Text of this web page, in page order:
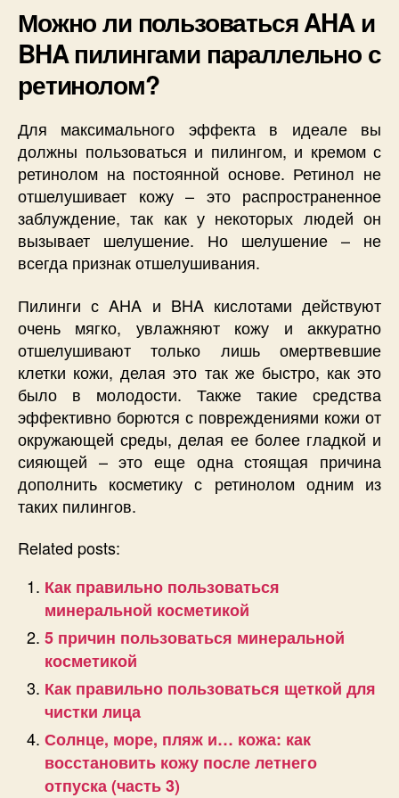
Можно ли пользоваться AHA и
BHA пилингами параллельно с
ретинолом?
Для максимального эффекта в идеале вы
должны пользоваться и пилингом, и кремом с
ретинолом на постоянной основе. Ретинол не
отшелушивает кожу – это распространенное
заблуждение, так как у некоторых людей он
вызывает шелушение. Но шелушение – не
всегда признак отшелушивания.
Пилинги с AHA и BHA кислотами действуют
очень мягко, увлажняют кожу и аккуратно
отшелушивают только лишь омертвевшие
клетки кожи, делая это так же быстро, как это
было в молодости. Также такие средства
эффективно борются с повреждениями кожи от
окружающей среды, делая ее более гладкой и
сияющей – это еще одна стоящая причина
дополнить косметику с ретинолом одним из
таких пилингов.
Related posts:
Как правильно пользоваться
минеральной косметикой
5 причин пользоваться минеральной
косметикой
Как правильно пользоваться щеткой для
чистки лица
Солнце, море, пляж и… кожа: как
восстановить кожу после летнего
отпуска (часть 3)